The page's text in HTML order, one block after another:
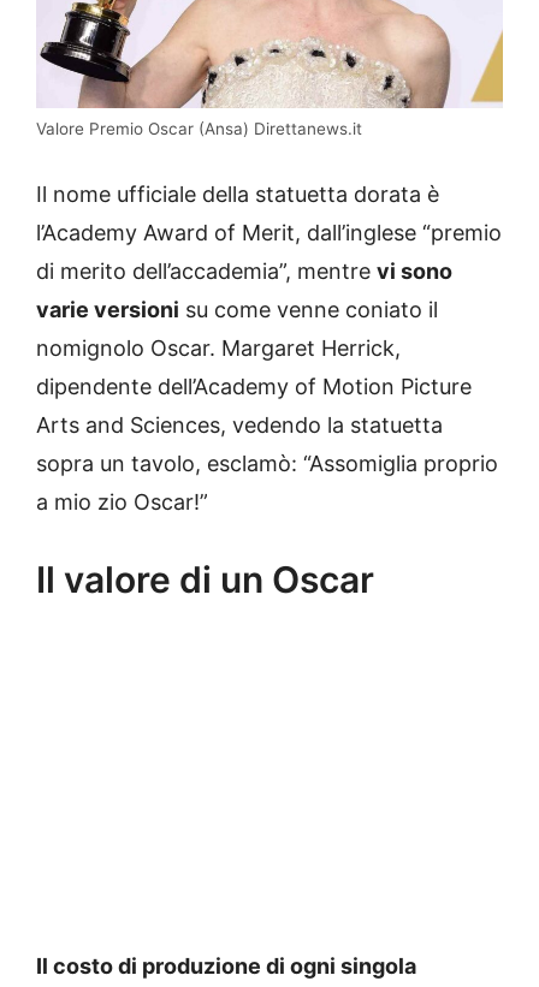
Valore Premio Oscar (Ansa) Direttanews.it
Il nome ufficiale della statuetta dorata è
l’Academy Award of Merit, dall’inglese “premio
di merito dell’accademia”, mentre vi sono
varie versioni su come venne coniato il
nomignolo Oscar. Margaret Herrick,
dipendente dell’Academy of Motion Picture
Arts and Sciences, vedendo la statuetta
sopra un tavolo, esclamò: “Assomiglia proprio
a mio zio Oscar!”
Il valore di un Oscar
Il costo di produzione di ogni singola